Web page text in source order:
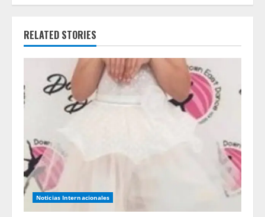
u
e
R
e
a
d
i
n
g
RELATED STORIES
Noticias Internacionales